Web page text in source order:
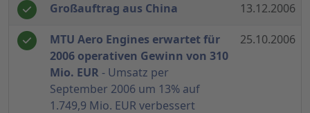
Großauftrag aus China 13.12.2006
MTU Aero Engines erwartet für
2006 operativen Gewinn von 310
Mio. EUR - Umsatz per
September 2006 um 13% auf
1.749,9 Mio. EUR verbessert
25.10.2006